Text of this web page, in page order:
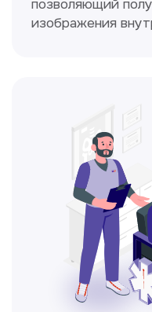
Не нашли
информацию в